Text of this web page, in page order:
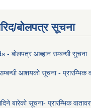
बोलपत्र सूचना
- बाेलपत्र आब्हान सम्बन्धी सुचना
आशयकाे सूचना - प्रारम्भिक
बारेकाे सूचना- प्रारम्भिक